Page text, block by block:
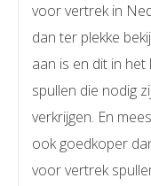
voor vertrek in
dan ter plekke
aan is en dit in het
spullen die nodig
verkrijgen. En
ook goedkoper
voor vertrek